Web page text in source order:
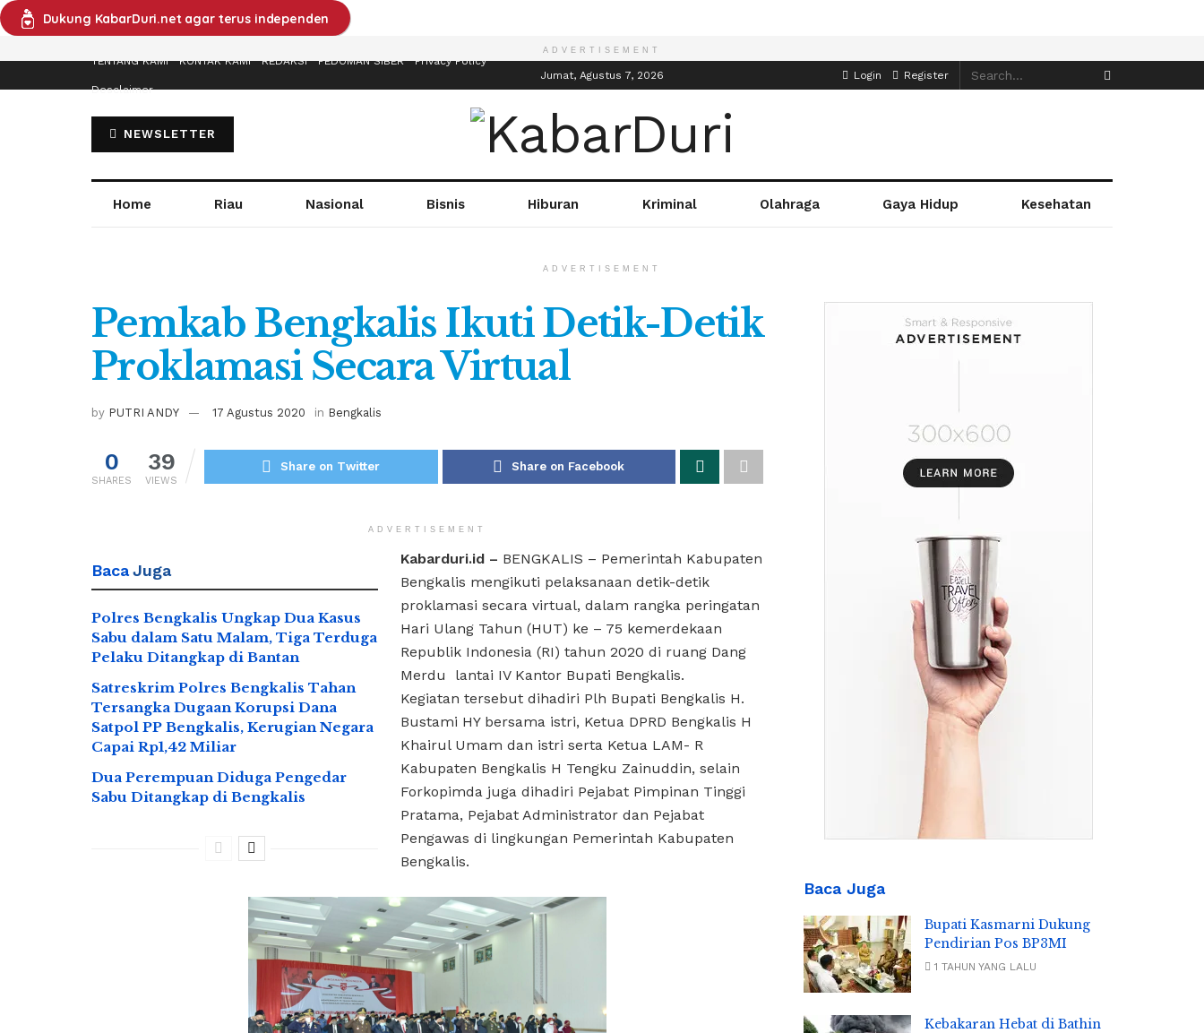
Dukung KabarDuri.net agar terus independen
ADVERTISEMENT
TENTANG KAMI KONTAK KAMI REDAKSI PEDOMAN SIBER Privacy Policy
Desclaimer
Jumat, Agustus 7, 2026 Login Register
NEWSLETTER
Home Riau Nasional Bisnis Hiburan Kriminal Olahraga Gaya Hidup Kesehatan
ADVERTISEMENT
Pemkab Bengkalis Ikuti Detik-Detik
Proklamasi Secara Virtual
by PUTRI ANDY 17 Agustus 2020 in Bengkalis
0
SHARES
39
VIEWS
Share on Twitter Share on Facebook
ADVERTISEMENT
BacaJuga
Polres Bengkalis Ungkap Dua Kasus
Sabu dalam Satu Malam, Tiga Terduga
Pelaku Ditangkap di Bantan
Satreskrim Polres Bengkalis Tahan
Tersangka Dugaan Korupsi Dana
Satpol PP Bengkalis, Kerugian Negara
Capai Rp1,42 Miliar
Dua Perempuan Diduga Pengedar
Sabu Ditangkap di Bengkalis
Kabarduri.id – BENGKALIS – Pemerintah Kabupaten
Bengkalis mengikuti pelaksanaan detik-detik
proklamasi secara virtual, dalam rangka peringatan
Hari Ulang Tahun (HUT) ke – 75 kemerdekaan
Republik Indonesia (RI) tahun 2020 di ruang Dang
Merdu lantai IV Kantor Bupati Bengkalis.
Kegiatan tersebut dihadiri Plh Bupati Bengkalis H.
Bustami HY bersama istri, Ketua DPRD Bengkalis H
Khairul Umam dan istri serta Ketua LAM- R
Kabupaten Bengkalis H Tengku Zainuddin, selain
Forkopimda juga dihadiri Pejabat Pimpinan Tinggi
Pratama, Pejabat Administrator dan Pejabat
Pengawas di lingkungan Pemerintah Kabupaten
Bengkalis.
Baca Juga
Bupati Kasmarni Dukung
Pendirian Pos BP3MI
1 TAHUN YANG LALU
Kebakaran Hebat di Bathin